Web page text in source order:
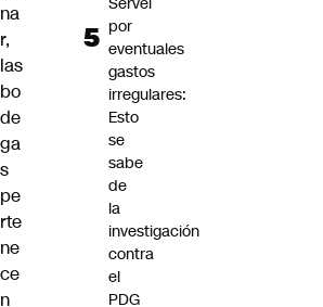
na
r,
las
bo
de
ga
s
pe
rte
ne
ce
n
por
eventuales
gastos
irregulares:
Esto
se
sabe
de
la
investigación
contra
el
PDG